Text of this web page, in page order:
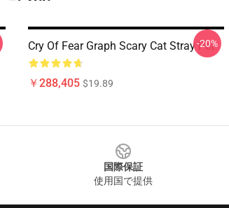
Cry Of Fear Graph Scary Cat Stray Pet
￥288,405 $19.89
-20%
国際保証
使用国で提供